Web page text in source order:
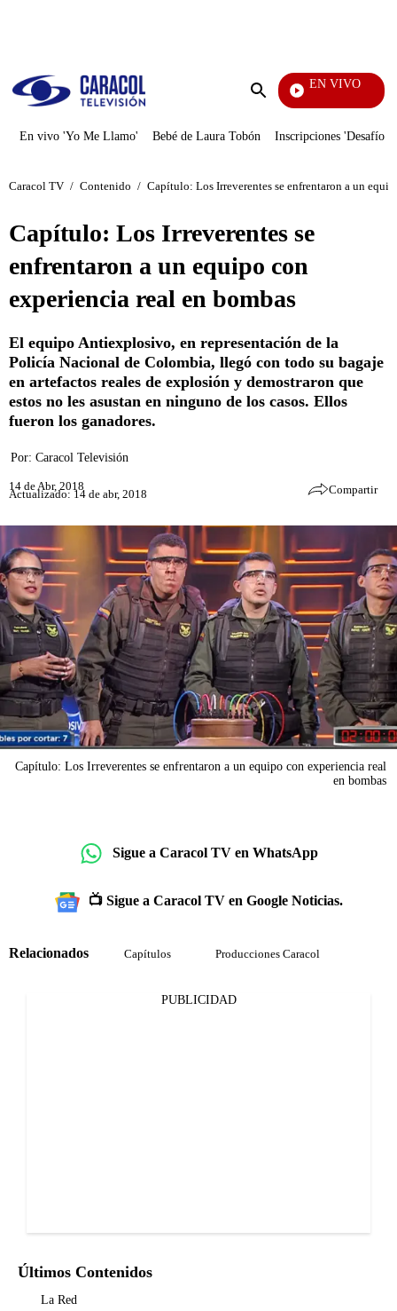
Enviar
EN VIVO
La Red
En vivo 'Yo Me Llamo' Bebé de Laura Tobón Inscripciones 'Desafío'
Caracol TV / Contenido / Capítulo: Los Irreverentes se enfrentaron a un
Capítulo: Los Irreverentes se
enfrentaron a un equipo con
experiencia real en bombas
El equipo Antiexplosivo, en representación de la
Policía Nacional de Colombia, llegó con todo su bagaje
en artefactos reales de explosión y demostraron que
estos no les asustan en ninguno de los casos. Ellos
fueron los ganadores.
Por: Caracol Televisión
14 de Abr, 2018
Actualizado: 14 de abr, 2018 Compartir
Capítulo: Los Irreverentes se enfrentaron a un equipo con experiencia real
en bombas
Sigue a Caracol TV en WhatsApp
📺 Sigue a Caracol TV en Google Noticias.
Relacionados Capítulos Producciones Caracol
PUBLICIDAD
Últimos Contenidos
La Red